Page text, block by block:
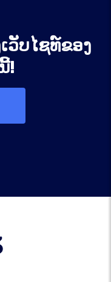
ວັບໄຊທ໌ຂອງ
!